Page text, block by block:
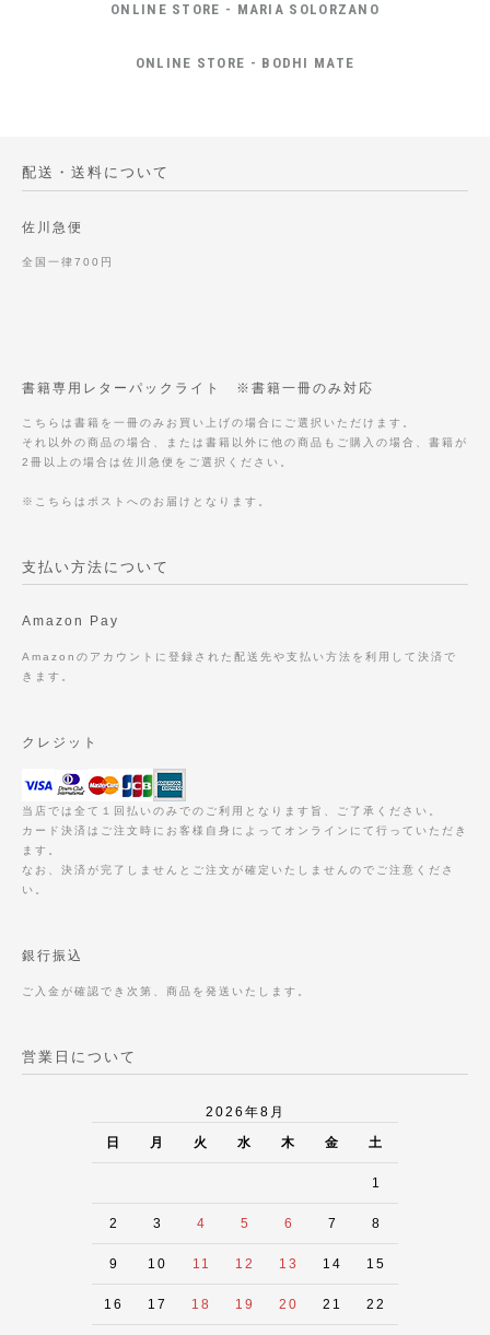
ONLINE STORE - MARIA SOLORZANO
ONLINE STORE - BODHI MATE
配送・送料について
佐川急便
全国一律700円
書籍専用レターパックライト ※書籍一冊のみ対応
こちらは書籍を一冊のみお買い上げの場合にご選択いただけます。
それ以外の商品の場合、または書籍以外に他の商品もご購入の場合、書籍が
2冊以上の場合は佐川急便をご選択ください。
※こちらはポストへのお届けとなります。
支払い方法について
Amazon Pay
Amazonのアカウントに登録された配送先や支払い方法を利用して決済で
きます。
クレジット
当店では全て１回払いのみでのご利用となります旨、ご了承ください。
カード決済はご注文時にお客様自身によってオンラインにて行っていただき
ます。
なお、決済が完了しませんとご注文が確定いたしませんのでご注意くださ
い。
銀行振込
ご入金が確認でき次第、商品を発送いたします。
営業日について
2026年8月
日 月 火 水 木 金 土
1
2 3 4 5 6 7 8
9 10 11 12 13 14 15
16 17 18 19 20 21 22